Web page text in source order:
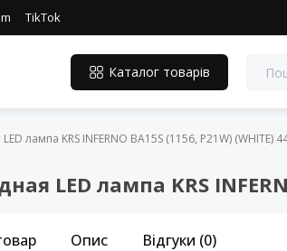
TikTok
Каталог товарів
лампа KRS INFERNO BA15S (1156, P21W) (WHITE)
LED лампа KRS
Опис Відгуки (0)